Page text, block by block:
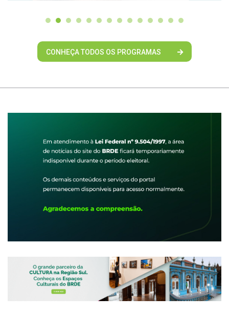
CONHEÇA TODOS OS PROGRAMAS